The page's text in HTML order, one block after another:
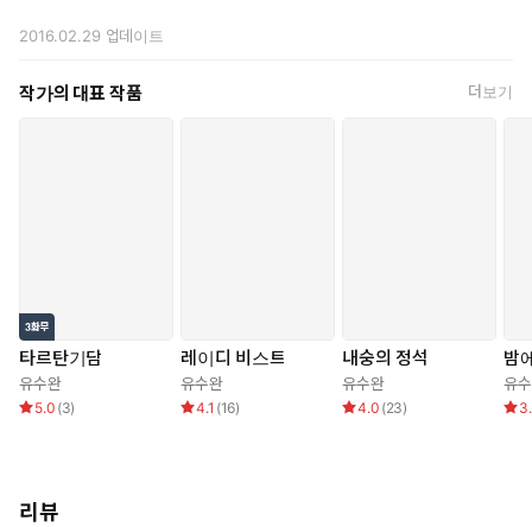
않았다.
아이리스가 깜빡였다.
2016.02.29 업데이트
작가의 대표 작품 더보기
타르탄기담
유수완
5.0 (3)
레이디 비스트
유수완
4.1 (16)
내숭의 정석
유수완
4.0 (23)
밤
유
리뷰